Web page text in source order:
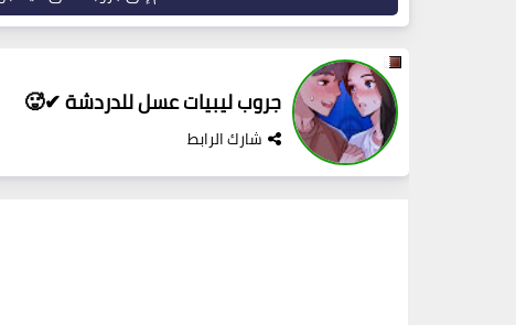
جروب ليبيات عسل للدردشة ✔🥵
شارك الرابط